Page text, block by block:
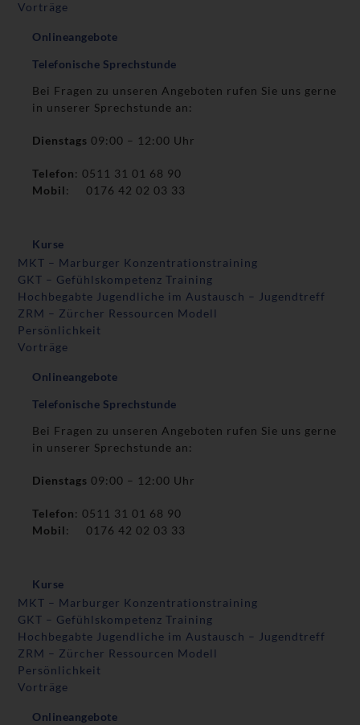
Vorträge
Onlineangebote
Telefonische Sprechstunde
Bei Fragen zu unseren Angeboten rufen Sie uns gerne
in unserer Sprechstunde an:
Dienstags09:00 – 12:00 Uhr
Telefon: 0511 31 01 68 90
Mobil: 0176 42 02 03 33
Kurse
MKT – Marburger Konzentrationstraining
GKT – Gefühlskompetenz Training
Hochbegabte Jugendliche im Austausch – Jugendtreff
ZRM – Zürcher Ressourcen Modell
Persönlichkeit
Vorträge
Onlineangebote
Telefonische Sprechstunde
Bei Fragen zu unseren Angeboten rufen Sie uns gerne
in unserer Sprechstunde an:
Dienstags09:00 – 12:00 Uhr
Telefon: 0511 31 01 68 90
Mobil: 0176 42 02 03 33
Kurse
MKT – Marburger Konzentrationstraining
GKT – Gefühlskompetenz Training
Hochbegabte Jugendliche im Austausch – Jugendtreff
ZRM – Zürcher Ressourcen Modell
Persönlichkeit
Vorträge
Onlineangebote